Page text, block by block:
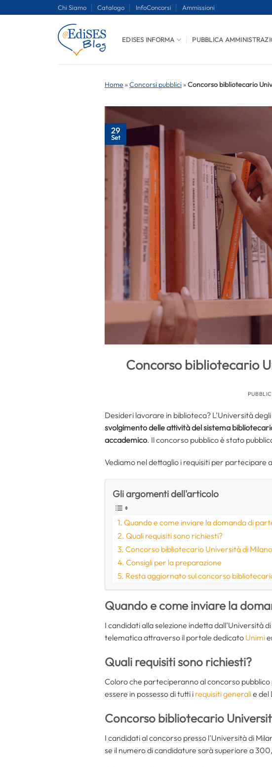
Chi Siamo Catalogo InfoConcorsi Ammissioni
EDISES INFORMA PUBBLICA
Home »Concorsi pubblici »Concorso bibliotecario
29
Set
Concorso bibliotecario
Desideri lavorare in biblioteca? L’Università
svolgimento delle attività del sistema
accademico. Il concorso pubblico è stato
Vediamo nel dettaglio i requisiti per partecipare
Gli argomenti dell'articolo
Quando e come inviare la domanda di
Quali requisiti sono richiesti?
Concorso bibliotecario Università di
Consigli per la preparazione
Resta aggiornato sul concorso
Quando e come inviare la
I candidati alla selezione indetta dall’Università
telematica attraverso il portale dedicato Unimi
Quali requisiti sono richiesti?
Coloro che parteciperanno al concorso
essere in possesso di tutti i requisiti generalie del
Concorso bibliotecario
I candidati al concorso presso l’Università di
se il numero di candidature sarà superiore a